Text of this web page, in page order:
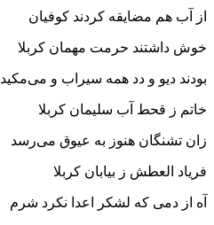
از آب هم مضایقه کردند کوفیان
خوش داشتند حرمت مهمان کربلا
بودند دیو و دد همه سیراب و می‌مکید
خاتم ز قحط آب سلیمان کربلا
زان تشنگان هنوز به عیوق می‌رسد
فریاد العطش ز بیابان کربلا
آه از دمی که لشکر اعدا نکرد شرم